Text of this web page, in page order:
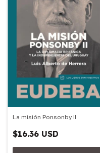
La misión Ponsonby II
$16.36 USD